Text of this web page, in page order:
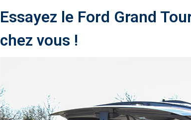
Essayez le Ford Grand
chez vous !